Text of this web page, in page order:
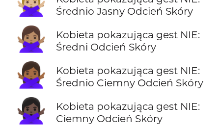
Średnio Jasny Odcień Skóry
🙅🏽‍♀️
Kobieta pokazująca gest NIE:
Średni Odcień Skóry
🙅🏾‍♀️
Kobieta pokazująca gest NIE:
Średnio Ciemny Odcień Skóry
🙅🏿‍♀️
Kobieta pokazująca gest NIE:
Ciemny Odcień Skóry